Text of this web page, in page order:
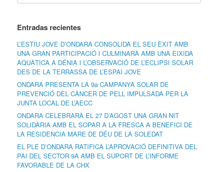
Entradas recientes
L’ESTIU JOVE D’ONDARA CONSOLIDA EL SEU ÈXIT AMB
UNA GRAN PARTICIPACIÓ I CULMINARÀ AMB UNA EIXIDA
AQUÀTICA A DÉNIA I L’OBSERVACIÓ DE L’ECLIPSI SOLAR
DES DE LA TERRASSA DE L’ESPAI JOVE
ONDARA PRESENTA LA 9a CAMPANYA SOLAR DE
PREVENCIÓ DEL CÀNCER DE PELL IMPULSADA PER LA
JUNTA LOCAL DE L’AECC
ONDARA CELEBRARÀ EL 27 D’AGOST UNA GRAN NIT
SOLIDÀRIA AMB EL SOPAR A LA FRESCA A BENEFICI DE
LA RESIDÈNCIA MARE DE DÉU DE LA SOLEDAT
EL PLE D’ONDARA RATIFICA L’APROVACIÓ DEFINITIVA DEL
PAI DEL SECTOR 9A AMB EL SUPORT DE L’INFORME
FAVORABLE DE LA CHX